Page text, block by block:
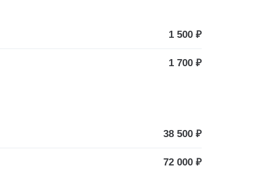
1 500 ₽
1 700 ₽
38 500 ₽
72 000 ₽